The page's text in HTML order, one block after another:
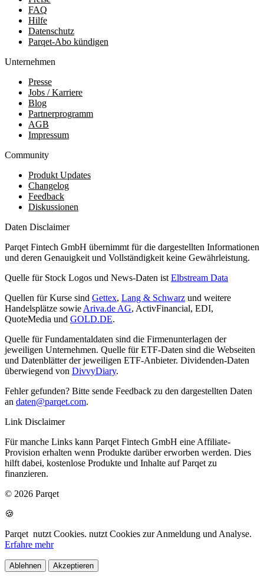
FAQ
Hilfe
Datenschutz
Parqet-Abo kündigen
Unternehmen
Presse
Jobs / Karriere
Blog
Partnerprogramm
AGB
Impressum
Community
Produkt Updates
Changelog
Feedback
Diskussionen
Daten Disclaimer
Parqet Fintech GmbH übernimmt für die dargestellten Informationen
und deren Genauigkeit und Vollständigkeit keine Gewährleistung.
Quelle für Stock Logos und News-Daten ist Elbstream Data
Quellen für Kurse sind Gettex, Lang & Schwarz und weitere
Handelsplätze sowie Ariva.de AG, ActivFinancial, EDI,
QuoteMedia und GOLD.DE.
Quelle für Fundamentaldaten sind die Firmenunterlagen der
jeweiligen Unternehmen. Quelle für ETF-Daten sind die Webseiten
und Datenblätter der jeweiligen ETF-Anbieter. Dividenden-Daten
überwiegend von DivvyDiary.
Fehler gefunden? Bitte sende Feedback zu den dargestellten Daten
an daten@parqet.com.
Link Disclaimer
Für manche Links kann Parqet Fintech GmbH eine Affiliate-
Provision erhalten wenn Produkte darüber erworben werden. Dies
hilft dabei, kostenlose Produkte und Inhalte auf Parqet zu
finanzieren.
© 2026 Parqet
🍪
Parqet nutzt Cookies. nutzt Cookies zur Anmeldung und Analyse.
Erfahre mehr
Ablehnen Akzeptieren